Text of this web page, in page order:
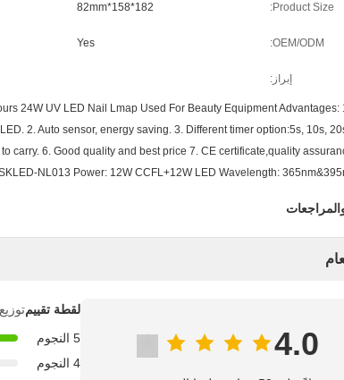
Product Size:
182*158*82mm
OEM/ODM:
Yes
إبراز:
24W UV LED Nail Lmap Used For Beauty Equipment Advantages:
2. Auto sensor, energy saving. 3. Different timer option:5s, 10s,
carry. 6. Good quality and best price 7. CE certificate,quality
NL013 Power: 12W CCFL+12W LED Wavelength:
4.0
لقطة تقييم
5 النجوم
4 النجوم